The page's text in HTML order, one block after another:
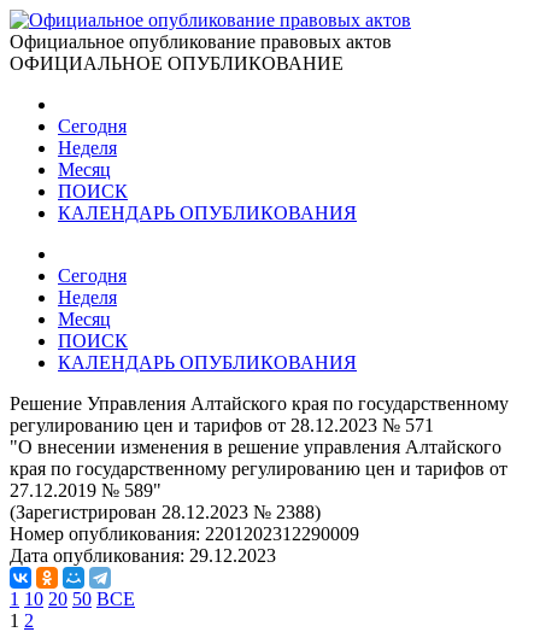
Официальное опубликование правовых актов
ОФИЦИАЛЬНОЕ ОПУБЛИКОВАНИЕ
Сегодня
Неделя
Месяц
ПОИСК
КАЛЕНДАРЬ ОПУБЛИКОВАНИЯ
Сегодня
Неделя
Месяц
ПОИСК
КАЛЕНДАРЬ ОПУБЛИКОВАНИЯ
Решение Управления Алтайского края по государственному
регулированию цен и тарифов от 28.12.2023 № 571
"О внесении изменения в решение управления Алтайского
края по государственному регулированию цен и тарифов от
27.12.2019 № 589"
(Зарегистрирован 28.12.2023 № 2388)
Номер опубликования: 2201202312290009
Дата опубликования: 29.12.2023
1 10 20 50 ВСЕ
1 2